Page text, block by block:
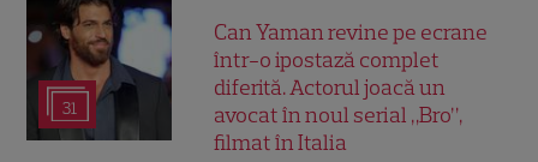
31
Can Yaman revine pe ecrane
într-o ipostază complet
diferită. Actorul joacă un
avocat în noul serial „Bro”,
filmat în Italia